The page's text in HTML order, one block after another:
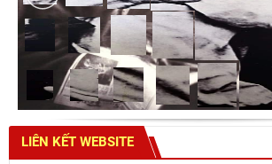
LIÊN KẾT WEBSITE